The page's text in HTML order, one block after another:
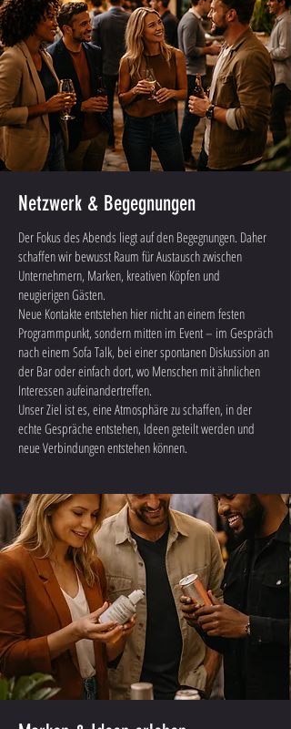
Netzwerk & Begegnungen
Der Fokus des Abends liegt auf den Begegnungen. Daher
schaffen wir bewusst Raum für Austausch zwischen
Unternehmern, Marken, kreativen Köpfen und
neugierigen Gästen.
Neue Kontakte entstehen hier nicht an einem festen
Programmpunkt, sondern mitten im Event – im Gespräch
nach einem Sofa Talk, bei einer spontanen Diskussion an
der Bar oder einfach dort, wo Menschen mit ähnlichen
Interessen aufeinandertreffen.
Unser Ziel ist es, eine Atmosphäre zu schaffen, in der
echte Gespräche entstehen, Ideen geteilt werden und
neue Verbindungen entstehen können.